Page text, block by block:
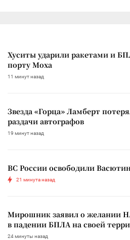
Хуситы ударили ракетами и
порту Моха
11 минут назад
Звезда «Горца» Ламберт
раздачи автографов
19 минут назад
ВС России освободили
21 минута назад
Мирошник заявил о желании
в падении БПЛА на своей
24 минуты назад